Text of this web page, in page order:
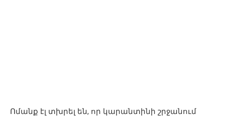
Ոմանք էլ տխրել են, որ կարանտինի շրջանում